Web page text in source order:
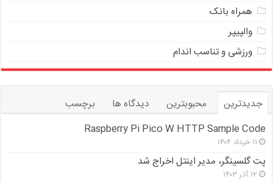
همراه بانک
والپیپر
ورزشی و تناسب اندام
جدیدترین محبوبترین دیدگاه ها
برچسب
Raspberry Pi Pico W HTTP Sample Code
۱۱ خرداد ۱۴۰۴
پت گلسینگر، مدیر اینتل اخراج شد
۱۲ آذر ۱۴۰۳